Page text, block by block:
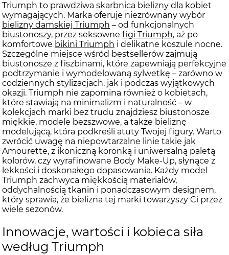
Triumph to prawdziwa skarbnica bielizny dla kobiet
wymagających. Marka oferuje niezrównany wybór
bielizny damskiej Triumph – od funkcjonalnych
biustonoszy, przez seksowne figi Triumph, aż po
komfortowe bikini Triumph i delikatne koszule nocne.
Szczególne miejsce wśród bestsellerów zajmują
biustonosze z fiszbinami, które zapewniają perfekcyjne
podtrzymanie i wymodelowaną sylwetkę – zarówno w
codziennych stylizacjach, jak i podczas wyjątkowych
okazji. Triumph nie zapomina również o kobietach,
które stawiają na minimalizm i naturalność – w
kolekcjach marki bez trudu znajdziesz biustonosze
miękkie, modele bezszwowe, a także bieliznę
modelującą, która podkreśli atuty Twojej figury. Warto
zwrócić uwagę na niepowtarzalne linie takie jak
Amourette, z ikoniczną koronką i uniwersalną paletą
kolorów, czy wyrafinowane Body Make-Up, słynące z
lekkości i doskonałego dopasowania. Każdy model
Triumph zachwyca miękkością materiałów,
oddychalnością tkanin i ponadczasowym designem,
który sprawia, że bielizna tej marki towarzyszy Ci przez
wiele sezonów.
Innowacje, wartości i kobieca siła
według Triumph